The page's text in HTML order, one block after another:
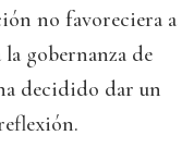
no favoreciera a
gobernanza de
decidido dar un